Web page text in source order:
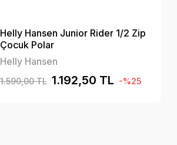
Helly Hansen Junior Rider 1/2 Zip
Çocuk Polar
Helly Hansen
1.590,00 TL 1.192,50 TL -%25